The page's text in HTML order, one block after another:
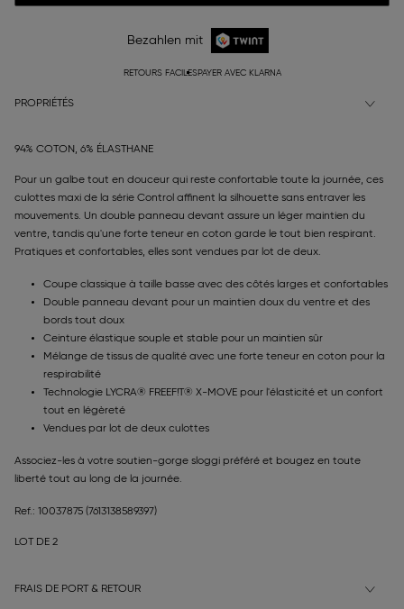
Bezahlen mit
RETOURS FACILESPAYER AVEC KLARNA
PROPRIÉTÉS
94% COTON, 6% ÉLASTHANE
Pour un galbe tout en douceur qui reste confortable toute la journée, ces
culottes maxi de la série Control affinent la silhouette sans entraver les
mouvements. Un double panneau devant assure un léger maintien du
ventre, tandis qu'une forte teneur en coton garde le tout bien respirant.
Pratiques et confortables, elles sont vendues par lot de deux.
Coupe classique à taille basse avec des côtés larges et confortables
Double panneau devant pour un maintien doux du ventre et des
bords tout doux
Ceinture élastique souple et stable pour un maintien sûr
Mélange de tissus de qualité avec une forte teneur en coton pour la
respirabilité
Technologie LYCRA® FREEF!T® X-MOVE pour l'élasticité et un confort
tout en légèreté
Vendues par lot de deux culottes
Associez-les à votre soutien-gorge sloggi préféré et bougez en toute
liberté tout au long de la journée.
Ref.: 10037875 (7613138589397)
LOT DE 2
FRAIS DE PORT & RETOUR